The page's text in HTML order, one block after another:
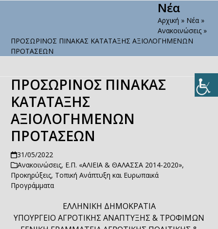
menu
menu
Νέα
Αρχική » Νέα»
Ανακοινώσεις»
ΠΡΟΣΩΡΙΝΟΣ ΠΙΝΑΚΑΣ ΚΑΤΑΤΑΞΗΣ ΑΞΙΟΛΟΓΗΜΕΝΩΝ
ΠΡΟΤΑΣΕΩΝ
ΠΡΟΣΩΡΙΝΟΣ ΠΙΝΑΚΑΣ
ΚΑΤΑΤΑΞΗΣ
ΑΞΙΟΛΟΓΗΜΕΝΩΝ
ΠΡΟΤΑΣΕΩΝ
31/05/2022
Ανακοινώσεις, Ε.Π. «ΑΛΙΕΙΑ & ΘΑΛΑΣΣΑ 2014-2020»,
Προκηρύξεις, Τοπική Ανάπτυξη και Ευρωπαικά
Προγράμματα
ΕΛΛΗΝΙΚΗ ΔΗΜΟΚΡΑΤΙΑ
ΥΠΟΥΡΓΕΙΟ ΑΓΡΟΤΙΚΗΣ ΑΝΑΠΤΥΞΗΣ & ΤΡΟΦΙΜΩΝ